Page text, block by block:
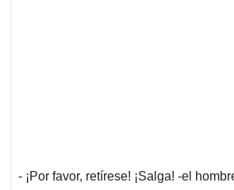
- ¡Por favor, retírese! ¡Salga! -el